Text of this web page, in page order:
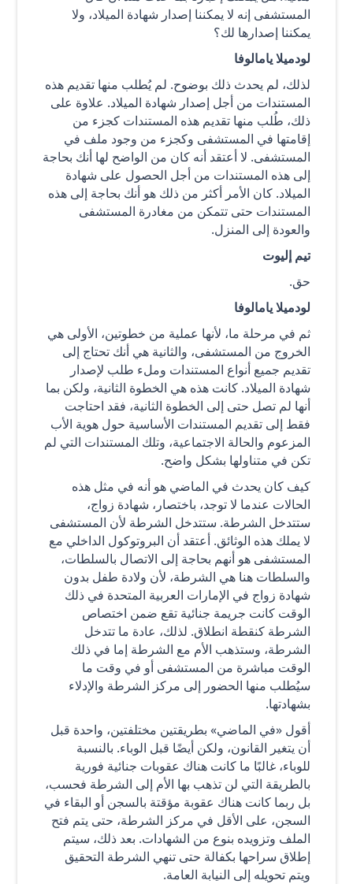
المستشفى إنه لا يمكننا إصدار شهادة الميلاد، ولا
يمكننا إصدارها لك؟
لودميلا يامالوفا
لذلك، لم يحدث ذلك بوضوح. لم يُطلب منها تقديم هذه
المستندات من أجل إصدار شهادة الميلاد. علاوة على
ذلك، طُلب منها تقديم هذه المستندات كجزء من
إقامتها في المستشفى وكجزء من وجود ملف في
المستشفى. لا أعتقد أنه كان من الواضح لها أنك بحاجة
إلى هذه المستندات من أجل الحصول على شهادة
الميلاد. كان الأمر أكثر من ذلك هو أنك بحاجة إلى هذه
المستندات حتى تتمكن من مغادرة المستشفى
والعودة إلى المنزل.
تيم إليوت
حق.
لودميلا يامالوفا
ثم في مرحلة ما، لأنها عملية من خطوتين، الأولى هي
الخروج من المستشفى، والثانية هي أنك تحتاج إلى
تقديم جميع أنواع المستندات وملء طلب لإصدار
شهادة الميلاد. كانت هذه هي الخطوة الثانية، ولكن بما
أنها لم تصل حتى إلى الخطوة الثانية، فقد احتاجت
فقط إلى تقديم المستندات الأساسية حول هوية الأب
المزعوم والحالة الاجتماعية، وتلك المستندات التي لم
تكن في متناولها بشكل واضح.
كيف كان يحدث في الماضي هو أنه في مثل هذه
الحالات عندما لا توجد، باختصار، شهادة زواج،
ستتدخل الشرطة. ستتدخل الشرطة لأن المستشفى
لا يملك هذه الوثائق. أعتقد أن البروتوكول الداخلي مع
المستشفى هو أنهم بحاجة إلى الاتصال بالسلطات،
والسلطات هنا هي الشرطة، لأن ولادة طفل بدون
شهادة زواج في الإمارات العربية المتحدة في ذلك
الوقت كانت جريمة جنائية تقع ضمن اختصاص
الشرطة كنقطة انطلاق. لذلك، عادة ما تتدخل
الشرطة، وستذهب الأم مع الشرطة إما في ذلك
الوقت مباشرة من المستشفى أو في وقت ما
سيُطلب منها الحضور إلى مركز الشرطة والإدلاء
بشهادتها.
أقول «في الماضي» بطريقتين مختلفتين، واحدة قبل
أن يتغير القانون، ولكن أيضًا قبل الوباء. بالنسبة
للوباء، غالبًا ما كانت هناك عقوبات جنائية فورية
بالطريقة التي لن تذهب بها الأم إلى الشرطة فحسب،
بل ربما كانت هناك عقوبة مؤقتة بالسجن أو البقاء في
السجن، على الأقل في مركز الشرطة، حتى يتم فتح
الملف وتزويده بنوع من الشهادات. بعد ذلك، سيتم
إطلاق سراحها بكفالة حتى تنهي الشرطة التحقيق
ويتم تحويله إلى النيابة العامة.